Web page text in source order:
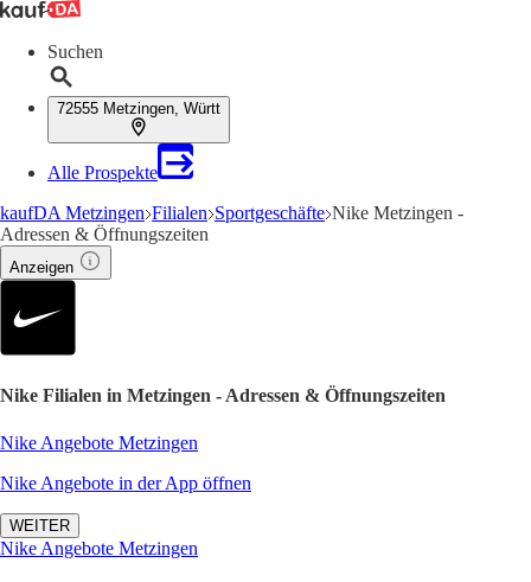
Suchen
72555 Metzingen, Württ
Alle Prospekte
kaufDA Metzingen Filialen Sportgeschäfte Nike Metzingen -
Adressen & Öffnungszeiten
Anzeigen
Nike Filialen in Metzingen - Adressen & Öffnungszeiten
Nike Angebote Metzingen
Nike Angebote in der App öffnen
WEITER
Nike Angebote Metzingen